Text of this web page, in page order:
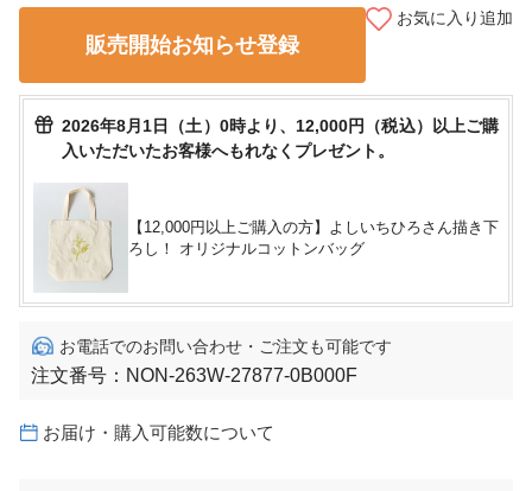
販売開始お知らせ登録
お気に入り追加
2026年8月1日（土）0時より、12,000円（税込）以上ご購
入いただいたお客様へもれなくプレゼント。
【12,000円以上ご購入の方】よしいちひろさん描き下
ろし！ オリジナルコットンバッグ
お電話でのお問い合わせ・ご注文も可能です
注文番号： NON-263W-27877-0B000F
お届け・購入可能数について